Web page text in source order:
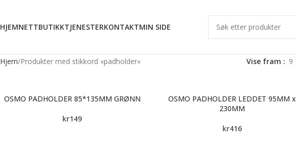
HJEMNETTBUTIKKTJENESTERKONTAKTMIN SIDE
Hjem Produkter med stikkord «padholder» Vise fram 9
OSMO PADHOLDER 85*135MM GRØNN
kr149
OSMO PADHOLDER LEDDET 95MM x
230MM
kr416